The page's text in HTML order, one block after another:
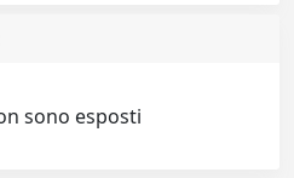
sono esposti